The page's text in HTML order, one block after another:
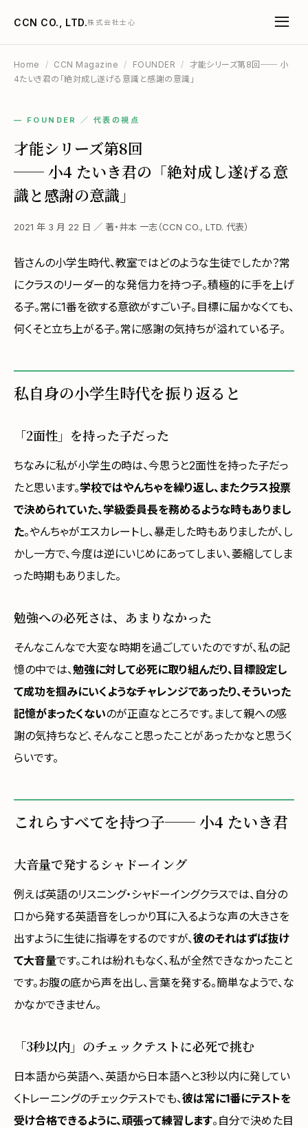
CCN CO., LTD.株式会社士心
Home / CCN Magazine / FOUNDER /
才能シリーズ第8回── 小
4たいき君の「絶対成し遂げる意識と感謝の意識」
— FOUNDER ／ 代表の視点
才能シリーズ第8回
── 小4 たいき君の「絶対成し遂げる意
識と感謝の意識」
2021 年 3 月 22 日 ／ 著・井本 一志（CCN CO., LTD. 代表）
皆さんの小学生時代、教室ではどのような生徒でしたか？常
にクラスのリーダー的な発信力を持つ子。積極的に手を上げ
る子。常に1番を欲する意欲がすごい子。目標に届かなくても、
何くそと立ち上がる子。常に感謝の気持ちが溢れている子。
私自身の小学生時代を振り返ると
「2面性」を持った子だった
ちなみに私が小学生の時は、今思うと2面性を持った子だっ
たと思います。学校ではやんちゃを繰り返し、またクラス投票
で決められていた、学級委員長を務めるような時もありまし
た。やんちゃがエスカレートし、暴走した時もありましたが、し
かし一方で、今度は逆にいじめにあってしまい、萎縮してしま
った時期もありました。
勉強への必死さは、あまりなかった
そんなこんなで大変な時期を過ごしていたのですが、私の記
憶の中では、勉強に対して必死に取り組んだり、目標設定し
て成功を掴みにいくようなチャレンジであったり、そういった
記憶がまったくないのが正直なところです。まして親への感
謝の気持ちなど、そんなこと思ったことがあったかなと思うく
らいです。
これらすべてを持つ子── 小4 たいき君
大音量で発するシャドーイング
例えば英語のリスニング・シャドーイングクラスでは、自分の
口から発する英語音をしっかり耳に入るような声の大きさを
出すように生徒に指導をするのですが、彼のそれはずば抜け
て大音量です。これは紛れもなく、私が全然できなかったこと
です。お腹の底から声を出し、言葉を発する。簡単なようで、な
かなかできません。
「3秒以内」のチェックテストに必死で挑む
日本語から英語へ、英語から日本語へと3秒以内に発してい
くトレーニングのチェックテストでも、彼は常に1番にテストを
受け合格できるように、頑張って練習します。自分で決めた目